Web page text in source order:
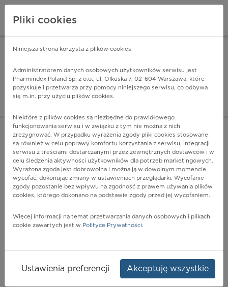
Pharmindex - lider
ZALOGUJ SIĘ
POKAŻ FILTRY
Pharmindex
Pliki cookies
Niniejsza strona korzysta z plików cookies
Administratorem danych osobowych użytkowników serwisu jest
Pharmindex Poland Sp. z o.o., ul. Olkuska 7, 02-604 Warszawa, które
pozyskuje i przetwarza przy pomocy niniejszego serwisu, co odbywa
się m.in. przy użyciu plików cookies.
Niektóre z plików cookies są niezbędne do prawidłowego
funkcjonowania serwisu i w związku z tym nie można z nich
zrezygnować. W przypadku wyrażenia zgody pliki cookies stosowane
są również w celu poprawy komfortu korzystania z serwisu, integracji
serwisu z treściami dostarczanymi przez zewnętrznych dostawców i w
celu śledzenia aktywności użytkowników dla potrzeb marketingowych.
Wyrażona zgoda jest dobrowolna i można ją w dowolnym momencie
wycofać, dokonując zmiany w ustawieniach przeglądarki. Wycofanie
zgody pozostanie bez wpływu na zgodność z prawem używania plików
cookies, którego dokonano na podstawie zgody przed jej wycofaniem.
Więcej informacji na temat przetwarzania danych osobowych i plikach
cookie zawartych jest w Polityce Prywatności.
Ustawienia preferencji Akceptuję wszystkie
ZA DARMO - w Google Play INSTALUJ